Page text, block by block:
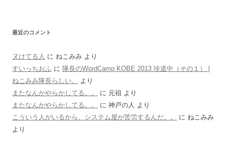
最近のコメント
ヌけてる人 に ねこみみ より
すいっちおふ に 隊長のWordCamp KOBE 2013 珍道中（その１） |
ねこみみ隊長らしい。
より
またなんかやらかしてる。。
に 元祖 より
またなんかやらかしてる。。
に 神戸の人 より
こういう人がいるから、システム屋が苦労するんだ。。
に ねこみみ
より